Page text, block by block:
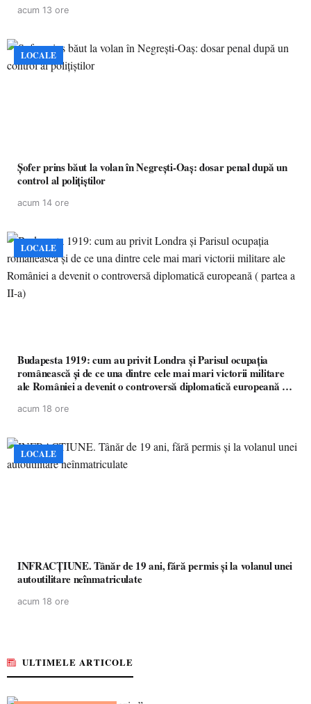
acum 13 ore
LOCALE
Șofer prins băut la volan în Negrești-Oaș: dosar penal după un
control al polițiștilor
acum 14 ore
LOCALE
Budapesta 1919: cum au privit Londra și Parisul ocupația
românească și de ce una dintre cele mai mari victorii militare
ale României a devenit o controversă diplomatică europeană (
acum 18 ore
LOCALE
INFRACȚIUNE. Tânăr de 19 ani, fără permis și la volanul unei
autoutilitare neînmatriculate
acum 18 ore
ULTIMELE ARTICOLE